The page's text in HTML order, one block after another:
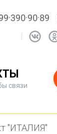
связи
"ИТАЛИЯ"